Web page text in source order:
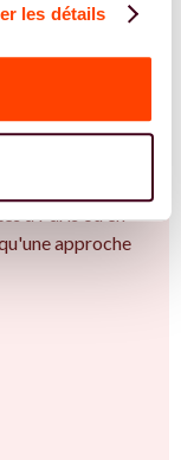
les détails
en SMOP
sur la
à Paris ou en
approche